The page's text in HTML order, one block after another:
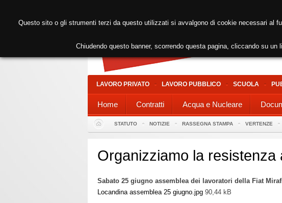
LAVORO PRIVATO LAVORO PUBBLICO SCUOLA
Home Contratti Acqua e Nucleare
STATUTO NOTIZIE RASSEGNA STAMPA VERTENZE
Organizziamo la resistenza
Sabato 25 giugno assemblea dei lavoratori della Fiat
Locandina assemblea 25 giugno.jpg 90,44 kB
Questo sito o gli strumenti terzi da questo utilizzati si avvalgono di cookie necessari al
Chiudendo questo banner, scorrendo questa pagina, cliccando su